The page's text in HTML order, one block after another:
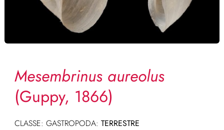
Mesembrinus aureolus
(Guppy, 1866)
CLASSE: GASTROPODA: TERRESTRE